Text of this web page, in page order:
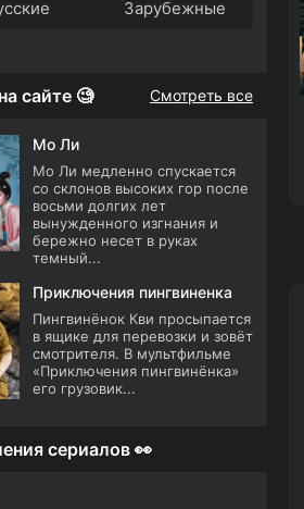
Зарубежные
сайте 🧐 Смотреть все
Мо Ли
Мо Ли медленно спускается
со склонов высоких гор после
восьми долгих лет
вынужденного изгнания и
бережно несет в руках
темный...
Приключения пингвиненка
Пингвинёнок Кви просыпается
в ящике для перевозки и зовёт
смотрителя. В мультфильме
«Приключения пингвинёнка»
его грузовик...
сериалов 👀